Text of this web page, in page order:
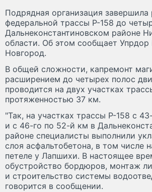
Подрядная организация
федеральной трассы Р-158 до
Дальнеконстантиновском районе
области. Об этом сообщает
Новгород.
В общей сложности, капремонт
расширением до четырех полос
проводится на двух участках
протяженностью 37 км.
"Так, на участках трассы Р-158 с
и с 46-го по 52-й км в
районе специалисты выполнили
слоя асфальтобетона, в том числе
петеле у Лапшихи. В настоящее
обустройство бордюров, монтаж
и строительство системы
говорится в сообщении.